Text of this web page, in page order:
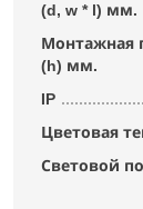
(d, w * l) мм.
Монтажная
(h) мм.
IP
Цветовая
Световой